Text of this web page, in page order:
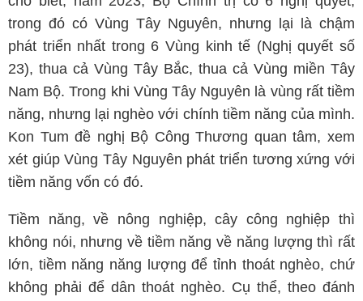
trong đó có Vùng Tây Nguyên, nhưng lại là chậm
phát triển nhất trong 6 Vùng kinh tế (Nghị quyết số
23), thua cả Vùng Tây Bắc, thua cả Vùng miền Tây
Nam Bộ. Trong khi Vùng Tây Nguyên là vùng rất tiềm
năng, nhưng lại nghèo với chính tiềm năng của mình.
Kon Tum đề nghị Bộ Công Thương quan tâm, xem
xét giúp Vùng Tây Nguyên phát triển tương xứng với
tiềm năng vốn có đó.
Tiềm năng, về nông nghiệp, cây công nghiệp thì
không nói, nhưng về tiềm năng về năng lượng thì rất
lớn, tiềm năng năng lượng để tỉnh thoát nghèo, chứ
không phải để dân thoát nghèo. Cụ thể, theo đánh